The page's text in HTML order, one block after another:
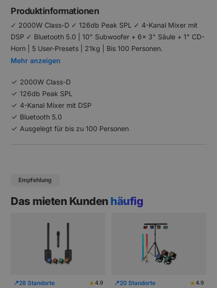
Produktinformationen
✓ 2000W Class-D ✓ 126db Peak SPL ✓ 4-Kanal Mixer mit
DSP ✓ Bluetooth 5.0 | 10" Subwoofer + 6x 3" Säule + 1" CD-
Horn | 5 User-Presets | 21kg | Bis 100 Personen.
Mehr anzeigen
2000W Class-D
126db Peak SPL
4-Kanal Mixer mit DSP
Bluetooth 5.0
Ausgelegt für bis zu 100 Personen
Empfehlung
Das mieten Kunden häufig
📍28 Standorte ★4.9 📍20 Standorte ★4.9